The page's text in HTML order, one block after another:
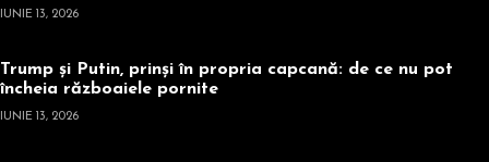
IUNIE 13, 2026
Trump și Putin, prinși în propria capcană: de ce nu pot
încheia războaiele pornite
IUNIE 13, 2026